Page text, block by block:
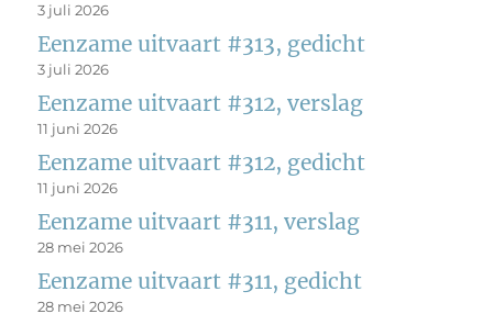
3 juli 2026
Eenzame uitvaart #313, gedicht
3 juli 2026
Eenzame uitvaart #312, verslag
11 juni 2026
Eenzame uitvaart #312, gedicht
11 juni 2026
Eenzame uitvaart #311, verslag
28 mei 2026
Eenzame uitvaart #311, gedicht
28 mei 2026